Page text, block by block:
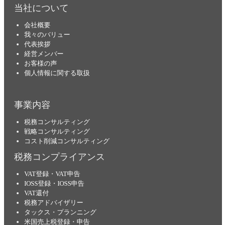
当社について
会社概要
我々のバリュー
代表挨拶
経営メンバー
お客様の声
個人情報に関する取扱
事業内容
税務コンサルティング
戦略コンサルティング
コスト削減コンサルティング
税務コンプライアンス
VAT登録・VAT申告
IOSS登録・IOSS申告
VAT還付
税務アドバイザリー
タックス・プランニング
米国売上税登録・申告